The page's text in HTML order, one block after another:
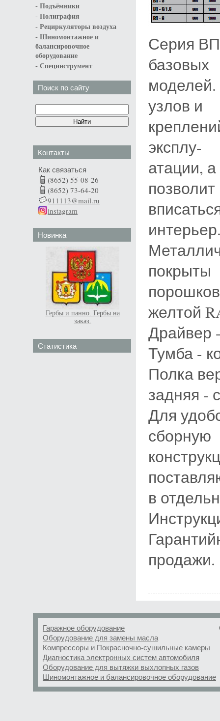
- Подъёмники
- Полиграфия
- Рециркуляторы воздуха
- Шиномонтажное и
балансировочное
оборудование
- Специнструмент
Поиск по сайту
Контакты
Как связаться
(8652) 55-08-26
(8652) 73-64-20
911113@mail.ru
instagram
Новинка
Гербы и панно. Гербы на
заказ.
Статистика
Серия
базовых
моделей.
узлов и
эксплу-
атации,
позволит
покрыты
желтой
Драйвер
Тумба -
Полка
задняя -
Для
сборную
в
продажи.
Гаражное оборудование
Оборудование для замены масла
Компрессоры и Покрасночно-сушильные камеры
Диагностика электронных систем автомобиля
Оборудование для вытяжки выхлопных газов
Шиномонтажное и балансировочное оборудование